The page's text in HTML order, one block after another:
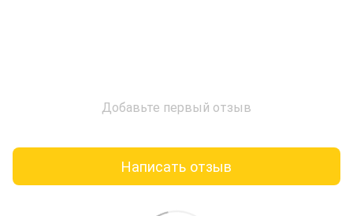
Добавьте первый отзыв
Написать отзыв